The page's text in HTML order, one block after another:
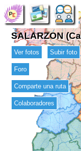
SALARZON
Ver fotos Subir foto
Foro
Comparte una ruta
Colaboradores